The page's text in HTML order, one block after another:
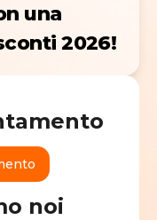
una
2026!
noi